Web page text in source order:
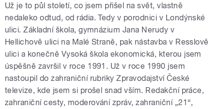
Už je to půl století, co jsem přišel na svět, vlastně
nedaleko odtud, od rádia. Tedy v porodnici v Londýnské
ulici. Základní škola, gymnázium Jana Nerudy v
Hellichově ulici na Malé Straně, pak nástavba v Resslově
ulici a konečně Vysoká škola ekonomická, kterou jsem
úspěšně završil v roce 1991. Už v roce 1990 jsem
nastoupil do zahraniční rubriky Zpravodajství České
televize, kde jsem si prošel snad vším. Redakční práce,
zahraniční cesty, moderování zpráv, zahraniční „21“,